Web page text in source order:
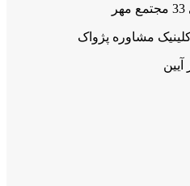
مشاوره پژواک